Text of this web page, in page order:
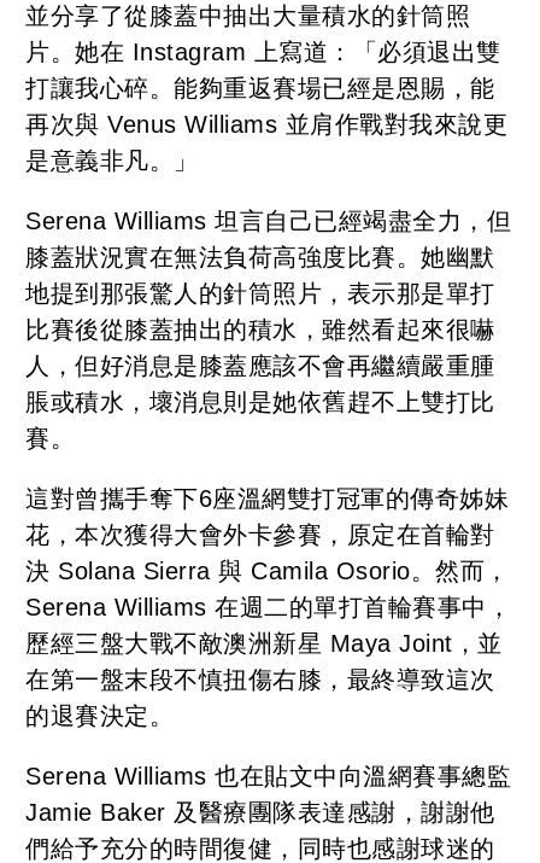
並分享了從膝蓋中抽出大量積水的針筒照
片。她在 Instagram 上寫道：「必須退出雙
打讓我心碎。能夠重返賽場已經是恩賜，能
再次與 Venus Williams 並肩作戰對我來說更
是意義非凡。」
Serena Williams 坦言自己已經竭盡全力，但
膝蓋狀況實在無法負荷高強度比賽。她幽默
地提到那張驚人的針筒照片，表示那是單打
比賽後從膝蓋抽出的積水，雖然看起來很嚇
人，但好消息是膝蓋應該不會再繼續嚴重腫
脹或積水，壞消息則是她依舊趕不上雙打比
賽。
這對曾攜手奪下6座溫網雙打冠軍的傳奇姊妹
花，本次獲得大會外卡參賽，原定在首輪對
決 Solana Sierra 與 Camila Osorio。然而，
Serena Williams 在週二的單打首輪賽事中，
歷經三盤大戰不敵澳洲新星 Maya Joint，並
在第一盤末段不慎扭傷右膝，最終導致這次
的退賽決定。
Serena Williams 也在貼文中向溫網賽事總監
Jamie Baker 及醫療團隊表達感謝，謝謝他
們給予充分的時間復健，同時也感謝球迷的